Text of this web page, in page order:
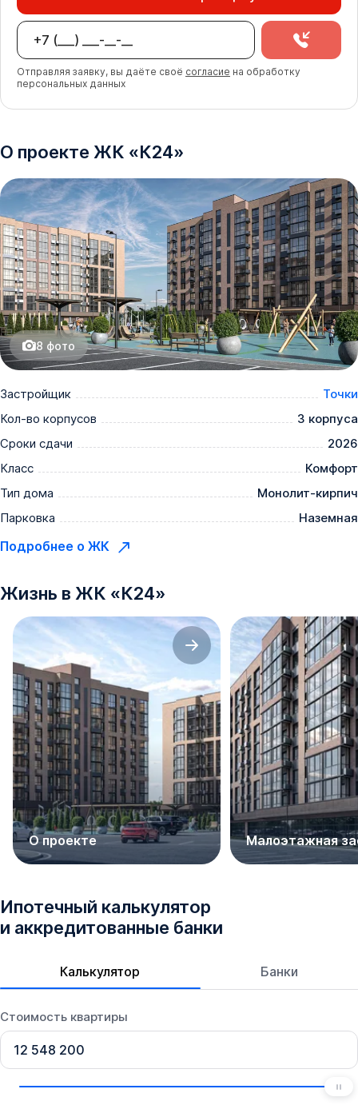
Отправляя заявку, вы даёте своё согласие на обработку
персональных данных
О проекте ЖК «К24»
8 фото
Застройщик
Точки
Кол-во корпусов
3 корпуса
Сроки сдачи
2026
Класс
Комфорт
Тип дома
Монолит-кирпич
Парковка
Наземная
Подробнее о ЖК
Жизнь в ЖК «К24»
О проекте Малоэтажная
Ипотечный калькулятор
и аккредитованные банки
Калькулятор Банки
Стоимость квартиры